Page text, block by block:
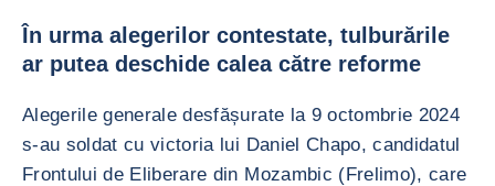
În urma alegerilor contestate, tulburările
ar putea deschide calea către reforme
Alegerile generale desfășurate la 9 octombrie 2024
s-au soldat cu victoria lui Daniel Chapo, candidatul
Frontului de Eliberare din Mozambic (Frelimo), care